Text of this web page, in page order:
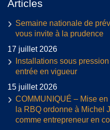
Articles
Semaine nationale de
vous invite à la prudence
17 juillet 2026
Installations sous
entrée en vigueur
15 juillet 2026
COMMUNIQUÉ – Mise
la RBQ ordonne à Michel
comme entrepreneur en